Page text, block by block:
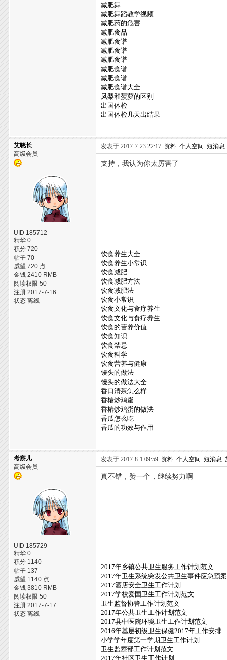
减肥舞
减肥舞蹈教学视频
减肥药的危害
减肥食品
减肥食谱
减肥食谱
减肥食谱
减肥食谱
减肥食谱
减肥食谱大全
凤梨和菠萝的区别
出国体检
出国体检几天出结果
艾晓长
高级会员
UID 185712
精华 0
积分 720
帖子 70
威望 720 点
金钱 2410 RMB
阅读权限 50
注册 2017-7-16
状态 离线
发表于 2017-7-23 22:17 资料 个人空间 短消息
支持，我认为你太厉害了
饮食养生大全
饮食养生小常识
饮食减肥
饮食减肥方法
饮食减肥法
饮食小常识
饮食文化与食疗养生
饮食文化与食疗养生
饮食的营养价值
饮食知识
饮食禁忌
饮食科学
饮食营养与健康
馒头的做法
馒头的做法大全
香口清茶怎么样
香椿炒鸡蛋
香椿炒鸡蛋的做法
香瓜怎么吃
香瓜的功效与作用
考察儿
高级会员
UID 185729
精华 0
积分 1140
帖子 137
威望 1140 点
金钱 3810 RMB
阅读权限 50
注册 2017-7-17
状态 离线
发表于 2017-8-1 09:59 资料 个人空间 短消息
真不错，赞一个，继续努力啊
2017年乡镇公共卫生服务工作计划范文
2017年卫生系统突发公共卫生事件应急预案
2017酒店安全卫生工作计划
2017学校爱国卫生工作计划范文
卫生监督协管工作计划范文
2017年公共卫生工作计划范文
2017县中医院环境卫生工作计划范文
2016年基层初级卫生保健2017年工作安排
小学学年度第一学期卫生工作计划
卫生监察部工作计划范文
2017年社区卫生工作计划